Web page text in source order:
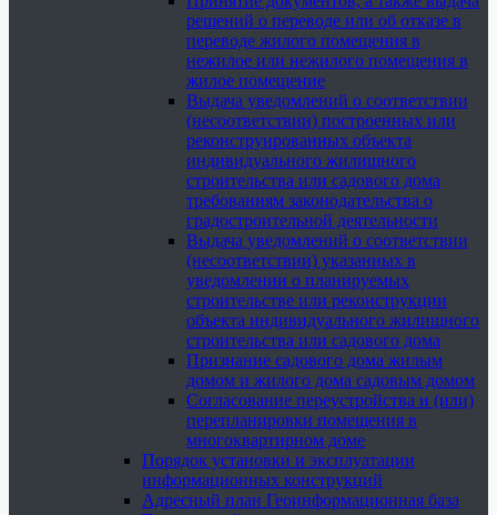
решений о переводе или об отказе в
переводе жилого помещения в
нежилое или нежилого помещения в
жилое помещение
Выдача уведомлений о соответствии
(несоответствии) построенных или
реконструированных объекта
индивидуального жилищного
строительства или садового дома
требованиям законодательства о
градостроительной деятельности
Выдача уведомлений о соответствии
(несоответствии) указанных в
уведомлении о планируемых
строительстве или реконструкции
объекта индивидуального жилищного
строительства или садового дома
Признание садового дома жилым
домом и жилого дома садовым домом
Согласование переустройства и (или)
перепланировки помещения в
многоквартирном доме
Порядок установки и эксплуатации
информационных конструкций
Адресный план Геоинформационная база